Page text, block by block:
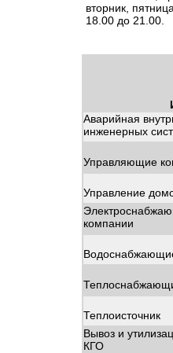
вторник,
18.00 до 21.00.
Аварийная
инженерных
Управляющие
Управление
компании
Теплоисточник
Вывоз и
КГО